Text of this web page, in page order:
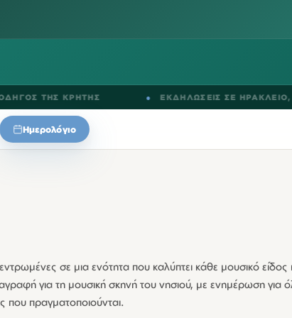
ΚΡΗΤΗΣ ● ΕΚΔΗΛΩΣΕΙΣ ΣΕΗΡΑΚΛΕΙΟ, ΧΑΝΙΑ,
Ημερολόγιο
σε μια ενότητα που καλύπτει κάθε μουσικό είδος
για τη μουσική σκηνή του νησιού, με ενημέρωση για
που πραγματοποιούνται.